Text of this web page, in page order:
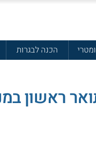
הכנה לבגרות
ראשון